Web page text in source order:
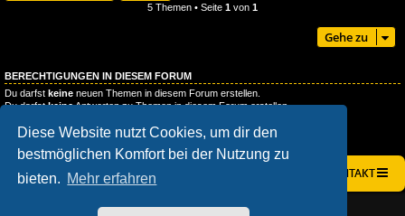
Diese Website nutzt Cookies, um dir den
bestmöglichen Komfort bei der Nutzung zu
bieten. Mehr erfahren
5 Themen • Seite 1 von 1
Gehe zu
BERECHTIGUNGEN IN DIESEM FORUM
Du darfst keine neuen Themen in diesem Forum erstellen.
Du darfstkeineAntworten zu Themen in diesem Forum erstellen.
Du darfst deine Beiträge in diesem Forumnicht löschen.
STARTSEITE FOREN-ÜBERSICHT KONTAKT